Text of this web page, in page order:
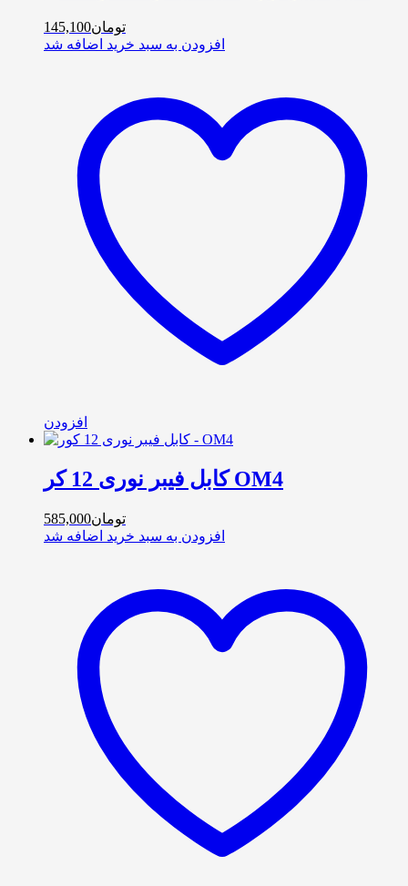
تومان145,100
افزودن به سبد خرید اضافه شد
افزودن
کابل فیبر نوری 12 کر OM4
تومان585,000
افزودن به سبد خرید اضافه شد